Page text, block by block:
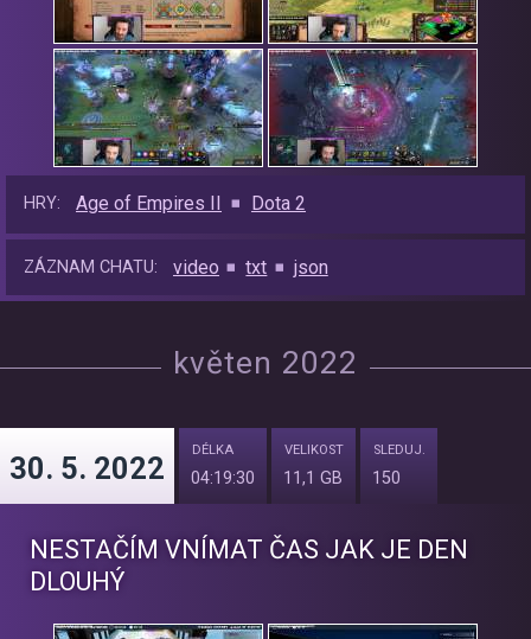
HRY: Age of Empires II Dota 2
ZÁZNAM CHATU: video txt json
květen 2022
30. 5. 2022
DÉLKA
04:19:30
VELIKOST
11,1 GB
SLEDUJ.
150
NESTAČÍM VNÍMAT ČAS JAK JE DEN
DLOUHÝ